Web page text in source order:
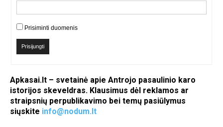
Prisiminti duomenis
Prisijungti
Apkasai.lt – svetainė apie Antrojo pasaulinio karo
istorijos skeveldras. Klausimus dėl reklamos ar
straipsnių perpublikavimo bei temų pasiūlymus
siųskite info@nodum.lt